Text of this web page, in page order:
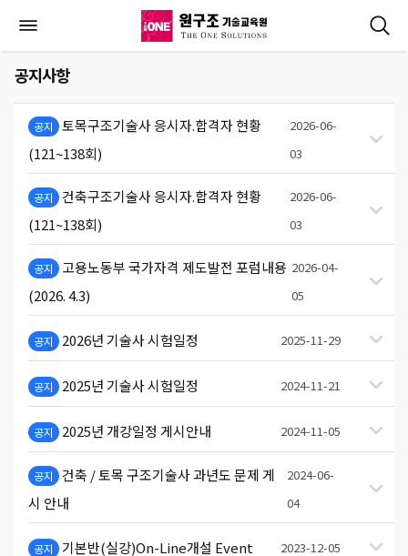
공지사항
공지
토목구조기술사 응시자.합격자 현황
(121~138회)
2026-06-
03
공지
건축구조기술사 응시자.합격자 현황
(121~138회)
2026-06-
03
공지
고용노동부 국가자격 제도발전 포럼내용
(2026. 4.3)
2026-04-
05
공지 2026년 기술사 시험일정 2025-11-29
공지 2025년 기술사 시험일정 2024-11-21
공지 2025년 개강일정 게시안내 2024-11-05
공지
건축 / 토목 구조기술사 과년도 문제 게
시 안내
2024-06-
04
공지 기본반(실강)On-Line개설 Event 2023-12-05